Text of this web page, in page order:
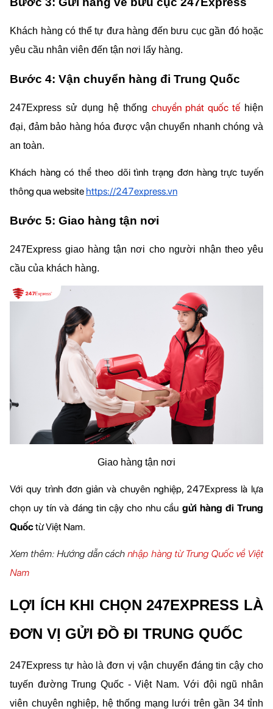
Khách hàng có thể tự đưa hàng đến bưu cục gần đó hoặc
yêu cầu nhân viên đến tận nơi lấy hàng.
Bước 4: Vận chuyển hàng đi Trung Quốc
247Express sử dụng hệ thống chuyển phát quốc tế hiện
đại, đảm bảo hàng hóa được vận chuyển nhanh chóng và
an toàn.
Khách hàng có thể theo dõi tình trạng đơn hàng trực tuyến
thông qua website https://247express.vn
Bước 5: Giao hàng tận nơi
247Express giao hàng tận nơi cho người nhận theo yêu
cầu của khách hàng.
Giao hàng tận nơi
Với quy trình đơn giản và chuyên nghiệp, 247Express là lựa
chọn uy tín và đáng tin cậy cho nhu cầu gửi hàng đi Trung
Quốc từ Việt Nam.
Xem thêm: Hướng dẫn cách nhập hàng từ Trung Quốc về Việt
Nam
LỢI ÍCH KHI CHỌN 247EXPRESS LÀ
ĐƠN VỊ GỬI ĐỒ ĐI TRUNG QUỐC
247Express tự hào là đơn vị vận chuyển đáng tin cậy cho
tuyến đường Trung Quốc - Việt Nam. Với đội ngũ nhân
viên chuyên nghiệp, hệ thống mạng lưới trên gần 34 tỉnh